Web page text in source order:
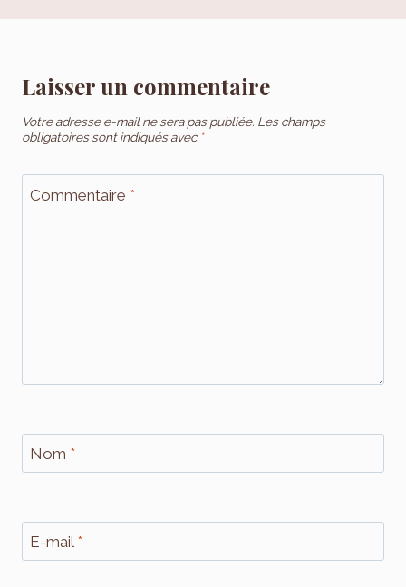
Laisser un commentaire
Votre adresse e-mail ne sera pas publiée. Les champs
obligatoires sont indiqués avec *
Commentaire *
Nom *
E-mail *